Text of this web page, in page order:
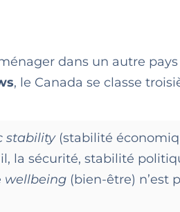
dans un autre pays
, le Canada se classe
stability (stabilité
la sécurité, stabilité
wellbeing (bien-être) n’est